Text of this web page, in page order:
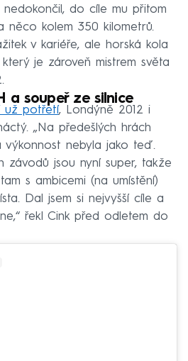
do cíle mu přitom
něco kolem 350 kilometrů.
v kariéře, ale horská kola
který je zároveň mistrem světa
a soupeř ze silnice
už potřetí, Londýně 2012 i
„Na předešlých hrách
výkonnost nebyla jako teď.
závodů jsou nyní super, takže
s ambicemi (na umístění)
Dal jsem si nejvyšší cíle a
řekl Cink před odletem do